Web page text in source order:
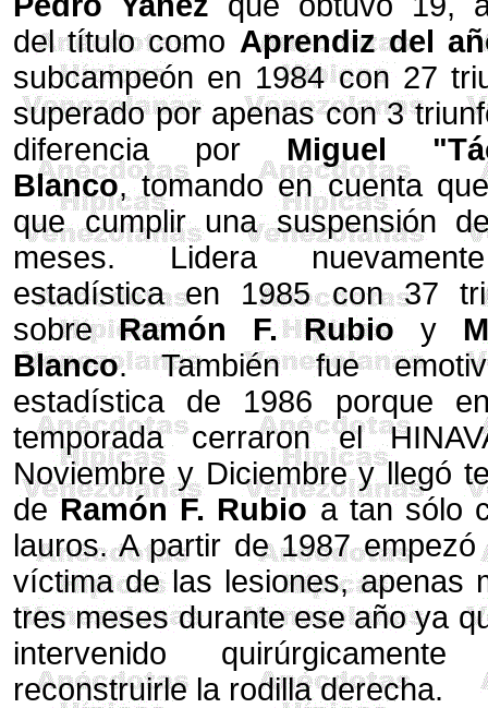
del título como Aprendiz del
subcampeón en 1984 con 27
superado por apenas con 3
diferencia por Miguel
Blanco, tomando en cuenta
que cumplir una suspensión
meses. Lidera
estadística en 1985 con 37
sobreRamón F. Rubioy
Blanco. También fue
estadística de 1986 porque
temporada cerraron el
Noviembre y Diciembre y llegó
deRamón F. Rubioa tan sólo
lauros. A partir de 1987
víctima de las lesiones, apenas
tres meses durante ese año ya
intervenido quirúrgicamente
reconstruirle la rodilla derecha.